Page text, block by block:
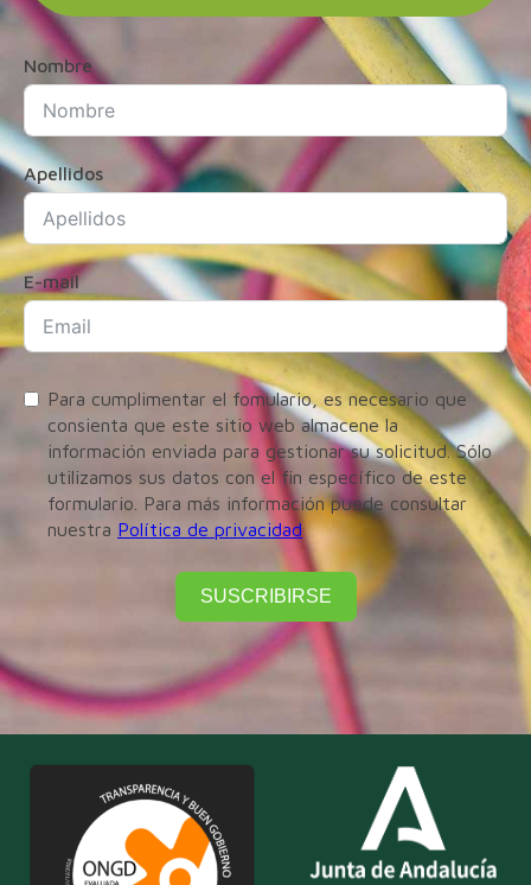
Nombre
Apellidos
E-mail
Para cumplimentar el fomulario, es necesario que
consienta que este sitio web almacene la
información enviada para gestionar su solicitud. Sólo
utilizamos sus datos con el fin específico de este
formulario. Para más información puede consultar
nuestra Política de privacidad
SUSCRIBIRSE